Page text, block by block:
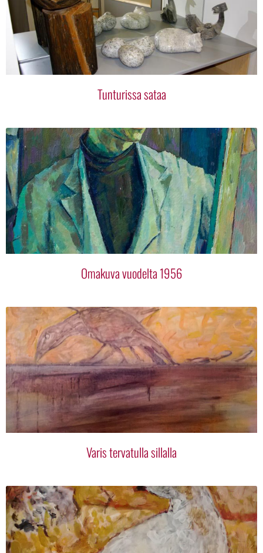
Tunturissa sataa
Omakuva vuodelta 1956
Varis tervatulla sillalla